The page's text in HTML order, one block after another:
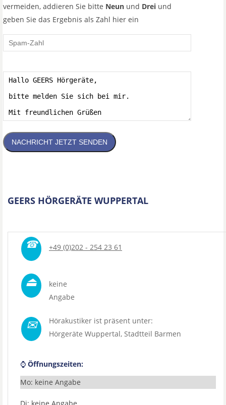
vermeiden, addieren Sie bitte Neun und Drei und
geben Sie das Ergebnis als Zahl hier ein
NACHRICHT JETZT SENDEN
GEERS HÖRGERÄTE WUPPERTAL
☎ +49 (0)202 - 254 23 61
⏏
keine
Angabe
✉
Hörakustiker ist präsent unter:
Hörgeräte Wuppertal, Stadtteil Barmen
⌚ Öffnungszeiten:
Mo: keine Angabe